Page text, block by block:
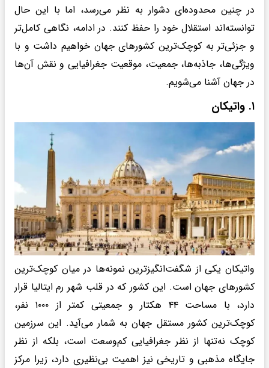
در چنین محدوده‌ای دشوار به نظر می‌رسد، اما با این حال
توانسته‌اند استقلال خود را حفظ کنند. در ادامه، نگاهی کامل‌تر
و جزئی‌تر به کوچک‌ترین کشورهای جهان خواهیم داشت و با
ویژگی‌ها، جاذبه‌ها، جمعیت، موقعیت جغرافیایی و نقش آن‌ها
در جهان آشنا می‌شویم.
۱. واتیکان
واتیکان یکی از شگفت‌انگیزترین نمونه‌ها در میان کوچک‌ترین
کشورهای جهان است. این کشور که در قلب شهر رم ایتالیا قرار
دارد، با مساحت ۴۴ هکتار و جمعیتی کمتر از ۱۰۰۰ نفر،
کوچک‌ترین کشور مستقل جهان به شمار می‌آید. این سرزمین
کوچک نه‌تنها از نظر جغرافیایی کم‌وسعت است، بلکه از نظر
جایگاه مذهبی و تاریخی نیز اهمیت بی‌نظیری دارد، زیرا مرکز